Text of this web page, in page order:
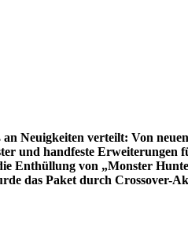
Neuigkeiten verteilt: Von
und handfeste
Enthüllung von „Monster
das Paket durch Crossover-